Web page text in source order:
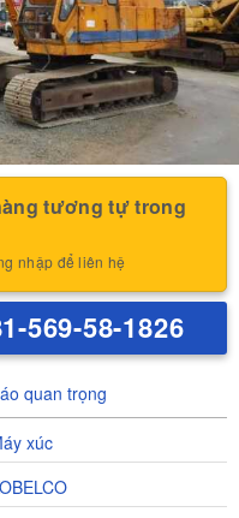
tương tự trong
nhập để liên hệ
569-58-1826
quan trọng
xúc